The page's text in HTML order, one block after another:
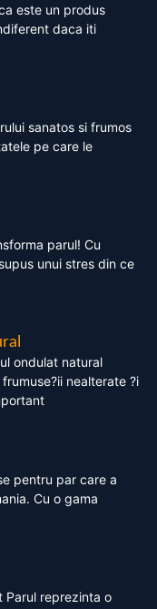
este un produs
daca iti
sanatos si frumos
pe care le
parul! Cu
unui stres din ce
ondulat natural
nealterate ?i
pentru par care a
Cu o gama
Parul reprezinta o